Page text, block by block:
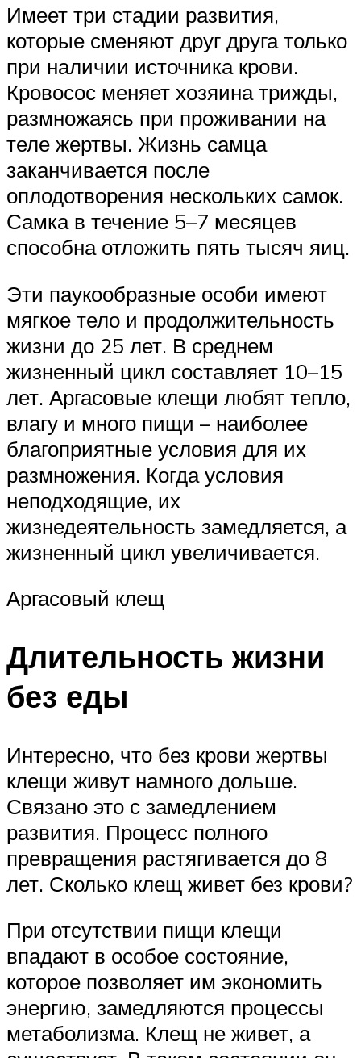
Имеет три стадии развития,
которые сменяют друг друга только
при наличии источника крови.
Кровосос меняет хозяина трижды,
размножаясь при проживании на
теле жертвы. Жизнь самца
заканчивается после
оплодотворения нескольких самок.
Самка в течение 5–7 месяцев
способна отложить пять тысяч яиц.
Эти паукообразные особи имеют
мягкое тело и продолжительность
жизни до 25 лет. В среднем
жизненный цикл составляет 10–15
лет. Аргасовые клещи любят тепло,
влагу и много пищи – наиболее
благоприятные условия для их
размножения. Когда условия
неподходящие, их
жизнедеятельность замедляется, а
жизненный цикл увеличивается.
Аргасовый клещ
Длительность жизни
без еды
Интересно, что без крови жертвы
клещи живут намного дольше.
Связано это с замедлением
развития. Процесс полного
превращения растягивается до 8
лет. Сколько клещ живет без крови?
При отсутствии пищи клещи
впадают в особое состояние,
которое позволяет им экономить
энергию, замедляются процессы
метаболизма. Клещ не живет, а